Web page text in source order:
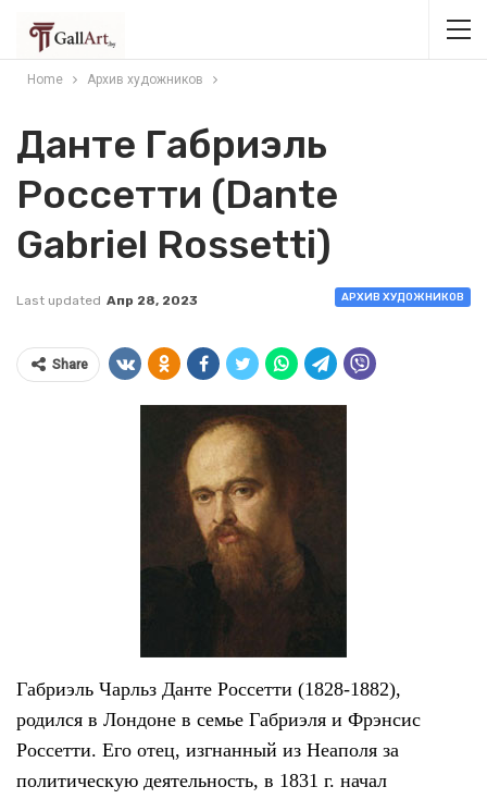
Home Архив художников
Данте Габриэль
Россетти (Dante
Gabriel Rossetti)
АРХИВ ХУДОЖНИКОВ
Last updated Апр 28, 2023
Share
Габриэль Чарльз Данте Россетти (1828-1882),
родился в Лондоне в семье Габриэля и Фрэнсис
Россетти. Его отец, изгнанный из Неаполя за
политическую деятельность, в 1831 г. начал